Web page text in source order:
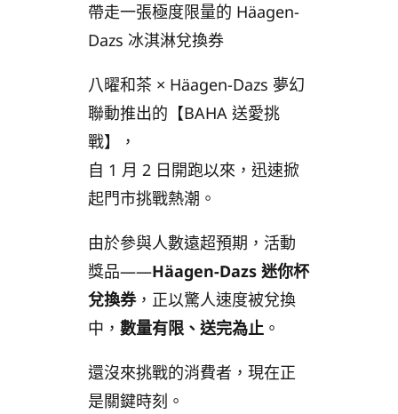
帶走一張極度限量的 Häagen-
Dazs 冰淇淋兌換券
八曜和茶 × Häagen-Dazs 夢幻
聯動推出的【BAHA 送愛挑
戰】，
自 1 月 2 日開跑以來，迅速掀
起門市挑戰熱潮。
由於參與人數遠超預期，活動
獎品——Häagen-Dazs 迷你杯
兌換券，正以驚人速度被兌換
中， 數量有限、送完為止 。
還沒來挑戰的消費者，現在正
是關鍵時刻。